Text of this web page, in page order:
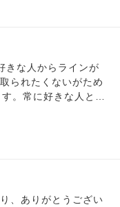
た。 当時は
があった為、無理に
分を演じてしまって
をやればよかったと
きな人からラインが
られたくないがため
。常に好きな人とら
、ありがとうござい